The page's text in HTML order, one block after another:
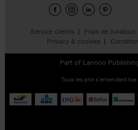
Service clients Frais de livraison
Privacy & cookies
Part of Lannoo
Tous les prix s’entendent tva